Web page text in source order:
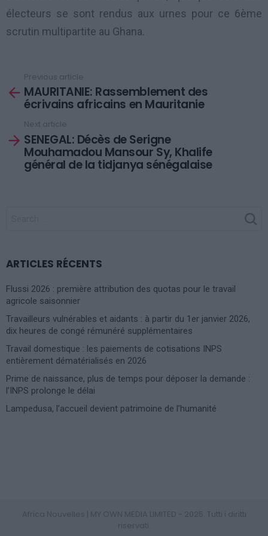
électeurs se sont rendus aux urnes pour ce 6ème
scrutin multipartite au Ghana.
more
Previous article
MAURITANIE: Rassemblement des
écrivains africains en Mauritanie
Next article
SENEGAL: Décès de Serigne
Mouhamadou Mansour Sy, Khalife
général de la tidjanya sénégalaise
ARTICLES RÉCENTS
Flussi 2026 : première attribution des quotas pour le travail
agricole saisonnier
Travailleurs vulnérables et aidants : à partir du 1er janvier 2026,
dix heures de congé rémunéré supplémentaires
Travail domestique : les paiements de cotisations INPS
entièrement dématérialisés en 2026
Prime de naissance, plus de temps pour déposer la demande :
l’INPS prolonge le délai
Lampedusa, l’accueil devient patrimoine de l’humanité